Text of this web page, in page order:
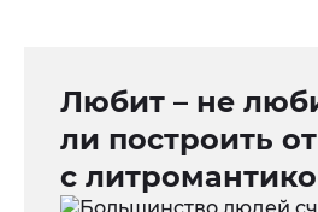
Любит – не
ли построить
с